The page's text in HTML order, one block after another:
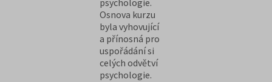
psychologie.
Osnova kurzu
byla vyhovující
a přínosná pro
uspořádání si
celých odvětví
psychologie.